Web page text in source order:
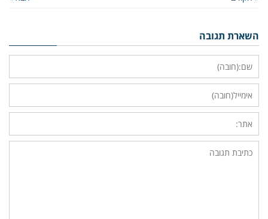
השארת תגובה